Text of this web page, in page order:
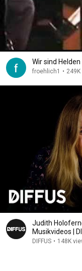
Wir sind
froehlich1 •
Judith
Musikvideos |
DIFFUS • 148K